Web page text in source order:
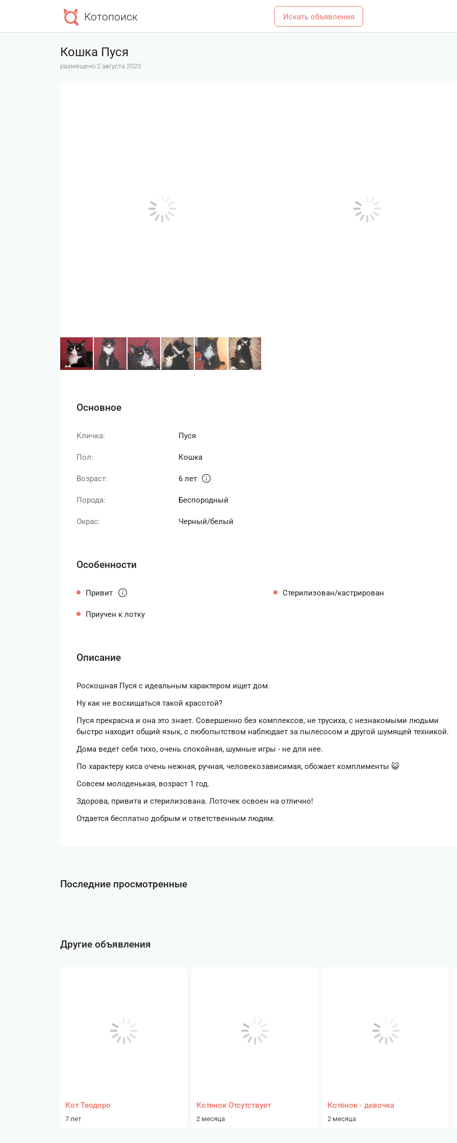
Котопоиск Искать объявления
Кошка Пуся
размещено 2 августа 2020
Основное
Кличка: Пуся
Пол: Кошка
Возраст: 6 лет info
Порода: Беспородный
Окрас: Черный/белый
Особенности
Привит info
Приучен к лотку
Стерилизован/кастрирован
Описание
Роскошная Пуся с идеальным характером ищет дом.
Ну как не восхищаться такой красотой?
Пуся прекрасна и она это знает. Совершенно без комплексов, не трусиха, с незнакомыми людьми
быстро находит общий язык, с любопытством наблюдает за пылесосом и другой шумящей техникой.
Дома ведет себя тихо, очень спокойная, шумные игры - не для нее.
По характеру киса очень нежная, ручная, человекозависимая, обожает комплименты 😺
Совсем молоденькая, возраст 1 год.
Здорова, привита и стерилизована. Лоточек освоен на отлично!
Отдается бесплатно добрым и ответственным людям.
Последние просмотренные
Другие объявления
Кот Теодоро
7 лет
Котенок Отсутствует
2 месяца
Котёнок - девочка
2 месяца